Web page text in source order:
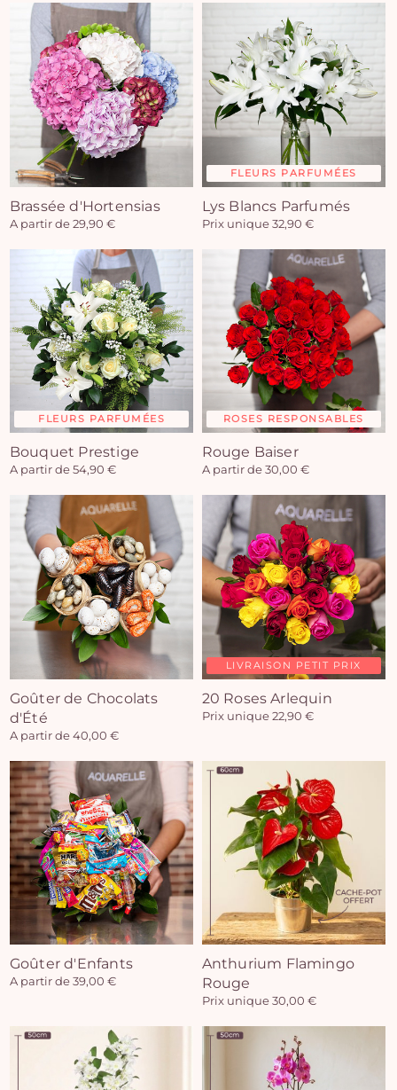
Brassée d'Hortensias
A partir de 29,90 €
FLEURS PARFUMÉES
Lys Blancs Parfumés
Prix unique 32,90 €
FLEURS PARFUMÉES
Bouquet Prestige
A partir de 54,90 €
ROSES RESPONSABLES
Rouge Baiser
A partir de 30,00 €
Goûter de Chocolats
d'Été
A partir de 40,00 €
LIVRAISON PETIT PRIX
20 Roses Arlequin
Prix unique 22,90 €
Goûter d'Enfants
A partir de 39,00 €
Anthurium Flamingo
Rouge
Prix unique 30,00 €